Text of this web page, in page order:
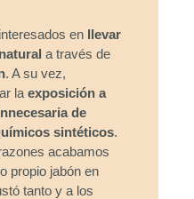
en llevar
a través de
. A su vez,
la exposición a
de
sintéticos.
acabamos
propio jabón en
tanto y a los